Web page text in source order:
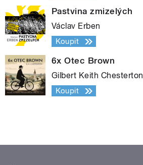
Pastvina zmizelých
Václav Erben
Koupit
6x Otec Brown
Gilbert Keith Chesterton
Koupit